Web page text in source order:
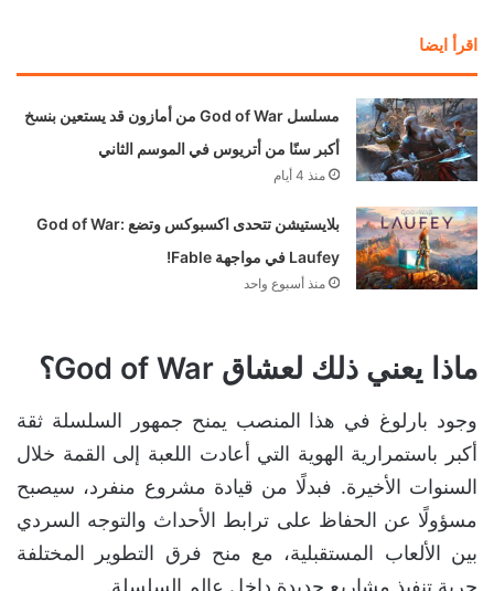
اقرأ ايضا
مسلسل God of War من أمازون قد يستعين بنسخ
أكبر سنًا من أتريوس في الموسم الثاني
منذ 4 أيام
بلايستيشن تتحدى اكسبوكس وتضع God of War:
Laufey في مواجهة Fable!
منذ أسبوع واحد
ماذا يعني ذلك لعشاق God of War؟
وجود بارلوغ في هذا المنصب يمنح جمهور السلسلة ثقة
أكبر باستمرارية الهوية التي أعادت اللعبة إلى القمة خلال
السنوات الأخيرة. فبدلًا من قيادة مشروع منفرد، سيصبح
مسؤولًا عن الحفاظ على ترابط الأحداث والتوجه السردي
بين الألعاب المستقبلية، مع منح فرق التطوير المختلفة
حرية تنفيذ مشاريع جديدة داخل عالم السلسلة.